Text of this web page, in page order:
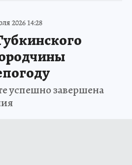
2026 14:28
успешно завершена